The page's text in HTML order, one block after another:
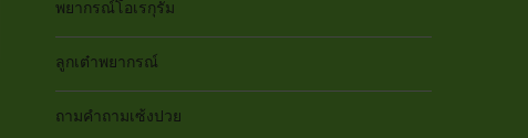
พยากรณ์โอเรกุรัม
ลูกเต๋าพยากรณ์
ถามคำถามเซ้งปวย